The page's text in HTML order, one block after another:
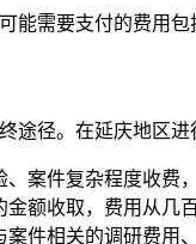
能需要支付的费用包
途径。在延庆地区进
、案件复杂程度收费
金额收取，费用从几
案件相关的调研费用